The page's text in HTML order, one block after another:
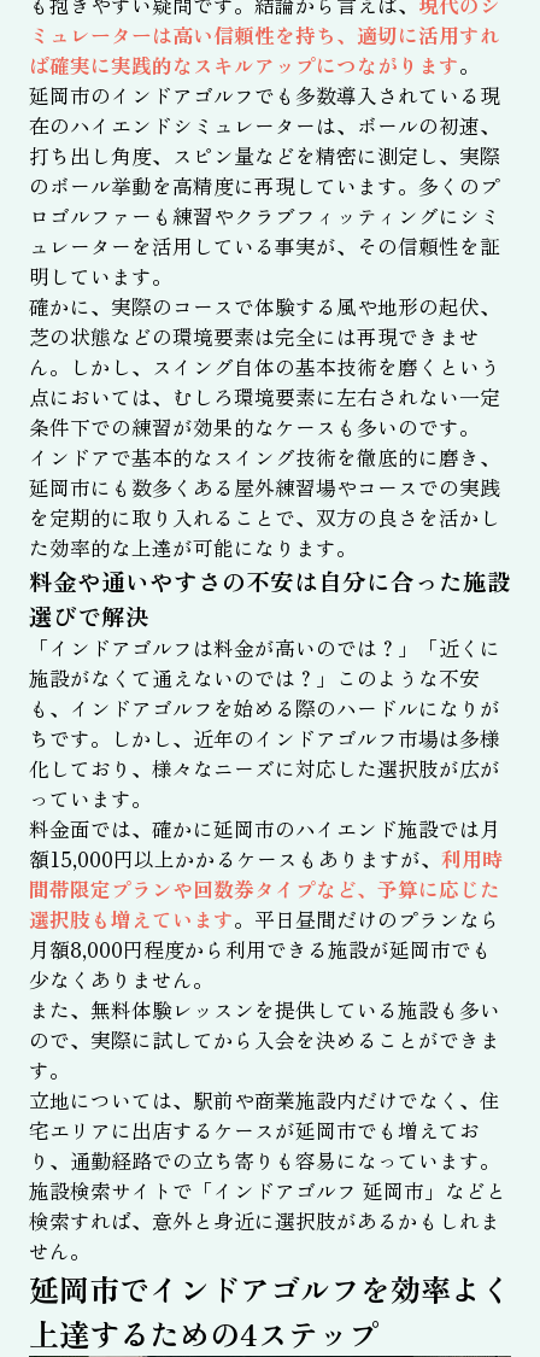
ミュレーターは高い信頼性を持ち、適切に活用すれ
ば確実に実践的なスキルアップにつながります。
延岡市のインドアゴルフでも多数導入されている現
在のハイエンドシミュレーターは、ボールの初速、
打ち出し角度、スピン量などを精密に測定し、実際
のボール挙動を高精度に再現しています。多くのプ
ロゴルファーも練習やクラブフィッティングにシミ
ュレーターを活用している事実が、その信頼性を証
明しています。
確かに、実際のコースで体験する風や地形の起伏、
芝の状態などの環境要素は完全には再現できませ
ん。しかし、スイング自体の基本技術を磨くという
点においては、むしろ環境要素に左右されない一定
条件下での練習が効果的なケースも多いのです。
インドアで基本的なスイング技術を徹底的に磨き、
延岡市にも数多くある屋外練習場やコースでの実践
を定期的に取り入れることで、双方の良さを活かし
た効率的な上達が可能になります。
料金や通いやすさの不安は自分に合った施設
選びで解決
「インドアゴルフは料金が高いのでは？」「近くに
施設がなくて通えないのでは？」このような不安
も、インドアゴルフを始める際のハードルになりが
ちです。しかし、近年のインドアゴルフ市場は多様
化しており、様々なニーズに対応した選択肢が広が
っています。
料金面では、確かに延岡市のハイエンド施設では月
額15,000円以上かかるケースもありますが、 利用時
間帯限定プランや回数券タイプなど、予算に応じた
選択肢も増えています。平日昼間だけのプランなら
月額8,000円程度から利用できる施設が延岡市でも
少なくありません。
また、無料体験レッスンを提供している施設も多い
ので、実際に試してから入会を決めることができま
す。
立地については、駅前や商業施設内だけでなく、住
宅エリアに出店するケースが延岡市でも増えてお
り、通勤経路での立ち寄りも容易になっています。
施設検索サイトで「インドアゴルフ 延岡市」などと
検索すれば、意外と身近に選択肢があるかもしれま
せん。
延岡市でインドアゴルフを効率よく
上達するための4ステップ